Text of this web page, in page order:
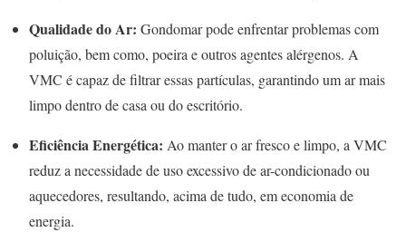
Qualidade do Ar: Gondomar pode enfrentar problemas com
poluição, bem como, poeira e outros agentes alérgenos. A
VMC é capaz de filtrar essas partículas, garantindo um ar mais
limpo dentro de casa ou do escritório.
Eficiência Energética: Ao manter o ar fresco e limpo, a VMC
reduz a necessidade de uso excessivo de ar-condicionado ou
aquecedores, resultando, acima de tudo, em economia de
energia.